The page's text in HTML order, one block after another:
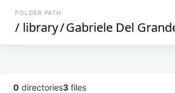
FOLDER PATH
/ library/Gabriele Del
0 directories3 files